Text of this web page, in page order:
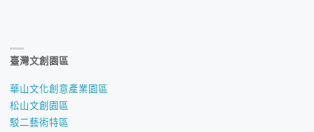
臺灣文創園區
華山文化創意產業園區
松山文創園區
駁二藝術特區